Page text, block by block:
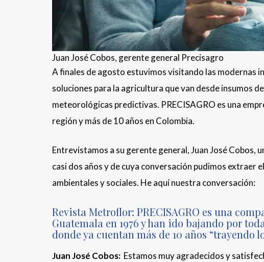
Juan José Cobos, gerente general Precisagro
A finales de agosto estuvimos visitando las modernas
soluciones para la agricultura que van desde insumos
meteorológicas predictivas. PRECISAGRO es una
región y más de 10 años en Colombia.
Entrevistamos a su gerente general, Juan José Cobos,
casi dos años y de cuya conversación pudimos extraer
ambientales y sociales. He aquí nuestra conversación:
Revista Metroflor: PRECISAGRO es una
Guatemala en 1976 y han ido bajando por
donde ya cuentan más de 10 años “trayendo
Juan José Cobos: Estamos muy agradecidos y